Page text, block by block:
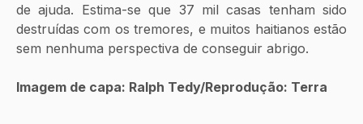
de ajuda. Estima-se que 37 mil casas tenham sido
destruídas com os tremores, e muitos haitianos estão
sem nenhuma perspectiva de conseguir abrigo.
Imagem de capa: Ralph Tedy/Reprodução: Terra